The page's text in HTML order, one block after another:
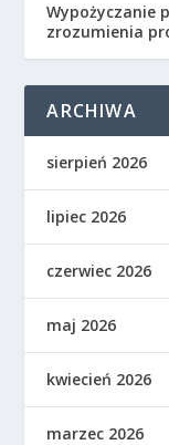
Wypożyczanie
zrozumienia
ARCHIWA
sierpień 2026
lipiec 2026
czerwiec 2026
maj 2026
kwiecień 2026
marzec 2026